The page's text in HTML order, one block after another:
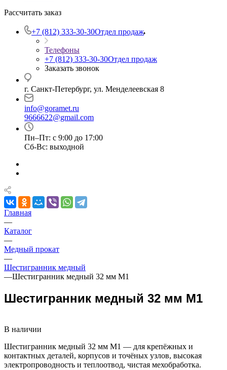
Рассчитать заказ
+7 (812) 333-30-30Отдел продаж
Телефоны
+7 (812) 333-30-30Отдел продаж
Заказать звонок
г. Санкт-Петербург, ул. Менделеевская 8
info@goramet.ru
9666622@gmail.com
Пн–Пт: с 9:00 до 17:00
Сб-Вс: выходной
Главная
—
Каталог
—
Медный прокат
—
Шестигранник медный
—Шестигранник медный 32 мм М1
Шестигранник медный 32 мм М1
В наличии
Шестигранник медный 32 мм М1 — для крепёжных и
контактных деталей, корпусов и точёных узлов, высокая
электропроводность и теплоотвод, чистая мехобработка.